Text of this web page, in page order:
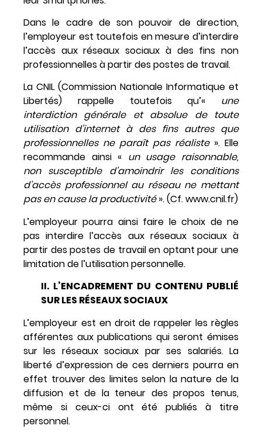
Dans le cadre de son pouvoir de direction,
l’employeur est toutefois en mesure d’interdire
l’accès aux réseaux sociaux à des fins non
professionnelles à partir des postes de travail.
La CNIL (Commission Nationale Informatique et
Libertés) rappelle toutefois qu’« une
interdiction générale et absolue de toute
utilisation d’internet à des fins autres que
professionnelles ne paraît pas réaliste». Elle
recommande ainsi « un usage raisonnable,
non susceptible d’amoindrir les conditions
d’accès professionnel au réseau ne mettant
pas en cause la productivité». (Cf. www.cnil.fr)
L’employeur pourra ainsi faire le choix de ne
pas interdire l’accès aux réseaux sociaux à
partir des postes de travail en optant pour une
limitation de l’utilisation personnelle.
II. L’ENCADREMENT DU CONTENU PUBLIÉ
SUR LES RÉSEAUX SOCIAUX
L’employeur est en droit de rappeler les règles
afférentes aux publications qui seront émises
sur les réseaux sociaux par ses salariés. La
liberté d’expression de ces derniers pourra en
effet trouver des limites selon la nature de la
diffusion et de la teneur des propos tenus,
même si ceux-ci ont été publiés à titre
personnel.